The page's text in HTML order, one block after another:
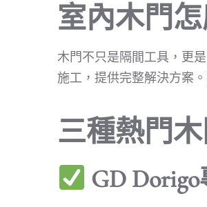
室內木門
木門不只是隔間工具，更
施工，提供完整解決方案
三種熱門
GD